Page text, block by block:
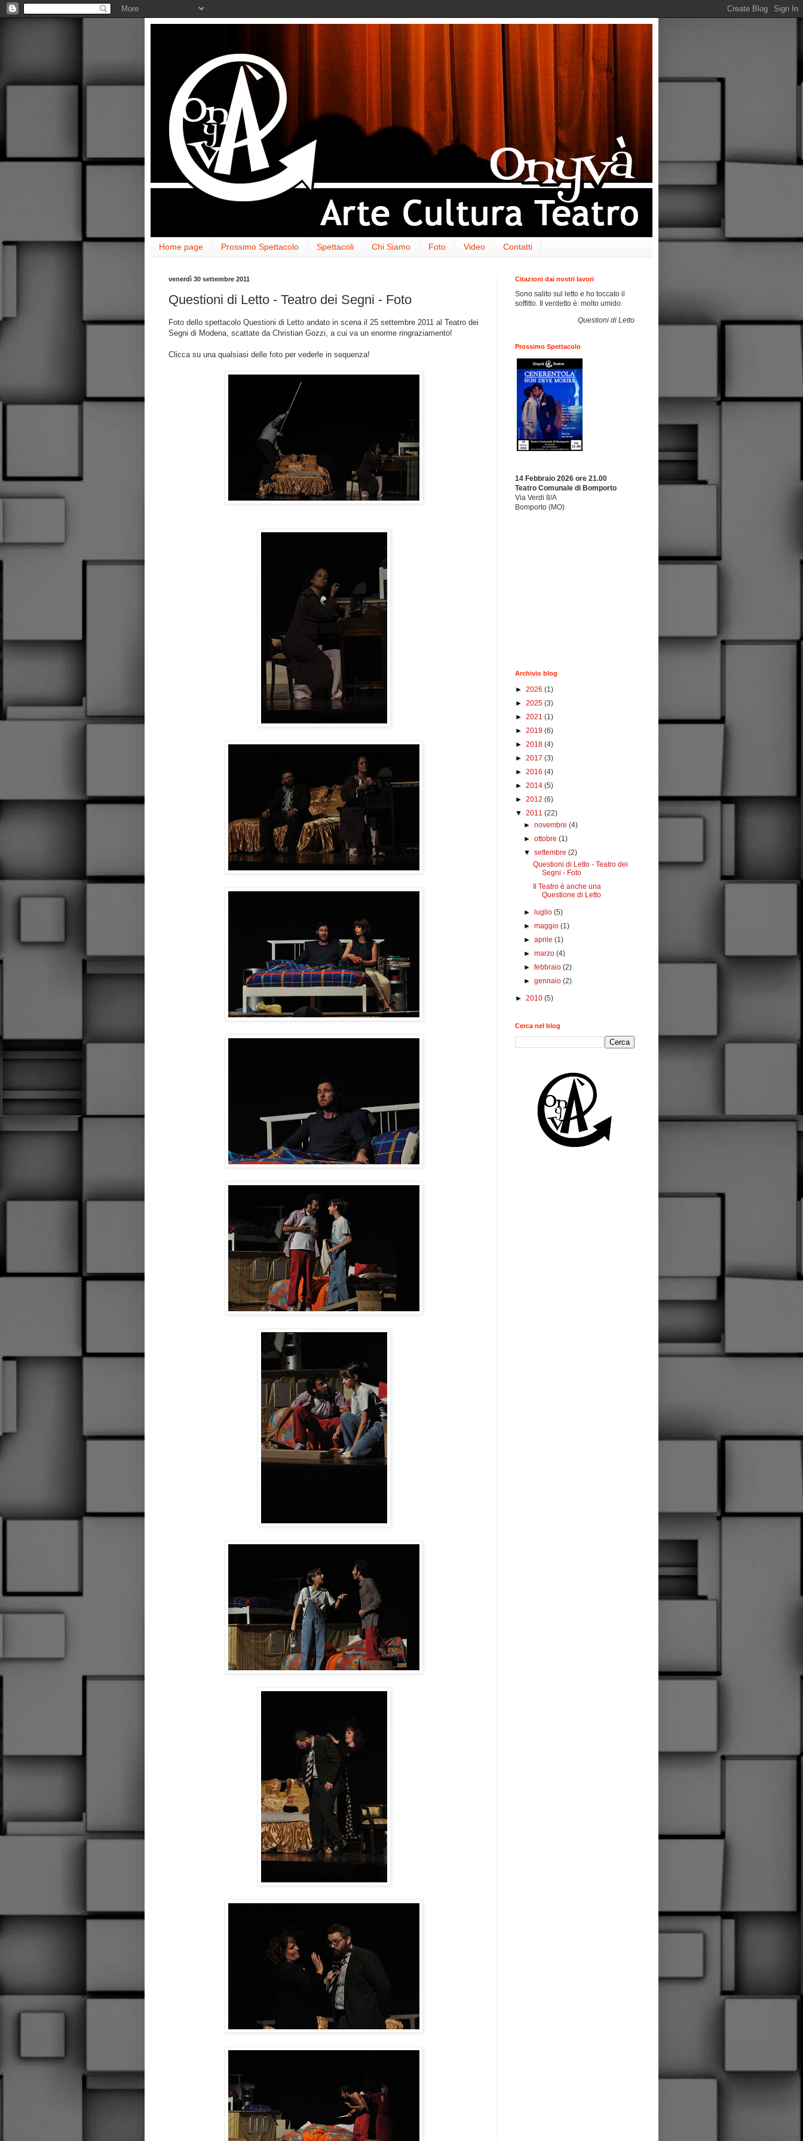
Home page Prossimo Spettacolo Spettacoli Chi Siamo Foto Video Contatti
venerdì 30 settembre 2011
Questioni di Letto - Teatro dei Segni - Foto
Foto dello spettacolo Questioni di Letto andato in scena il 25 settembre 2011 al Teatro dei
Segni di Modena, scattate da Christian Gozzi, a cui va un enorme ringraziamento!
Clicca su una qualsiasi delle foto per vederle in sequenza!
Citazioni dai nostri lavori
Sono salito sul letto e ho toccato il
soffitto. Il verdetto è: molto umido.
Questioni di Letto
Prossimo Spettacolo
14 Febbraio 2026 ore 21.00
Teatro Comunale di Bomporto
Via Verdi 8/A
Bomporto (MO)
Archivio blog
► 2026 (1)
► 2025 (3)
► 2021 (1)
► 2019 (6)
► 2018 (4)
► 2017 (3)
► 2016 (4)
► 2014 (5)
► 2012 (6)
▼ 2011 (22)
►novembre(4)
►ottobre(1)
▼settembre(2)
Questioni di Letto - Teatro dei
Segni - Foto
Il Teatro è anche una
Questione di Letto
►luglio(5)
►maggio(1)
►aprile(1)
►marzo(4)
►febbraio(2)
►gennaio(2)
► 2010 (5)
Cerca nel blog